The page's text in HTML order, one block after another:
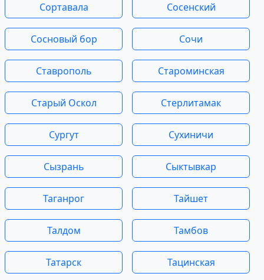
Сортавала Сосенский
Сосновый бор Сочи
Ставрополь Староминская
Старый Оскол Стерлитамак
Сургут Сухиничи
Сызрань Сыктывкар
Таганрог Тайшет
Талдом Тамбов
Татарск Тацинская